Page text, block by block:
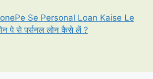
Se Personal Loan Kaise Le
पे से पर्सनल लोन कैसे लें ?